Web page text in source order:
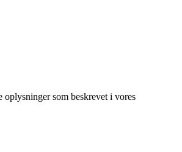
som beskrevet i vores